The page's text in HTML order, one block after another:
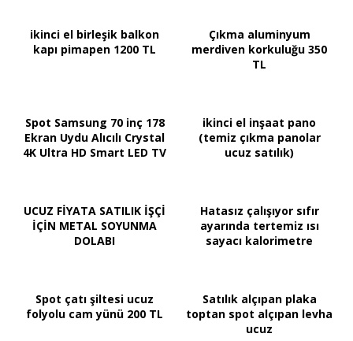
ikinci el birleşik balkon
kapı pimapen 1200 TL
Çıkma aluminyum
merdiven korkuluğu 350
TL
Spot Samsung 70 inç 178
Ekran Uydu Alıcılı Crystal
4K Ultra HD Smart LED TV
ikinci el inşaat pano
(temiz çıkma panolar
ucuz satılık)
UCUZ FİYATA SATILIK İŞÇİ
İÇİN METAL SOYUNMA
DOLABI
Hatasız çalışıyor sıfır
ayarında tertemiz ısı
sayacı kalorimetre
Spot çatı şiltesi ucuz
folyolu cam yünü 200 TL
Satılık alçıpan plaka
toptan spot alçıpan levha
ucuz